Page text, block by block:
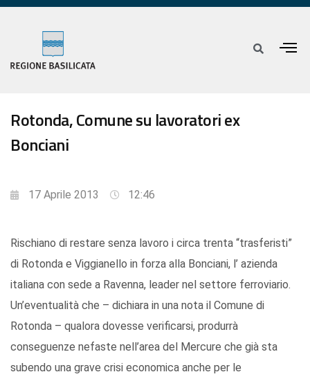
Rotonda, Comune su lavoratori ex
Bonciani
17 Aprile 2013 12:46
Rischiano di restare senza lavoro i circa trenta “trasferisti”
di Rotonda e Viggianello in forza alla Bonciani, l’ azienda
italiana con sede a Ravenna, leader nel settore ferroviario.
Un’eventualità che – dichiara in una nota il Comune di
Rotonda – qualora dovesse verificarsi, produrrà
conseguenze nefaste nell’area del Mercure che già sta
subendo una grave crisi economica anche per le